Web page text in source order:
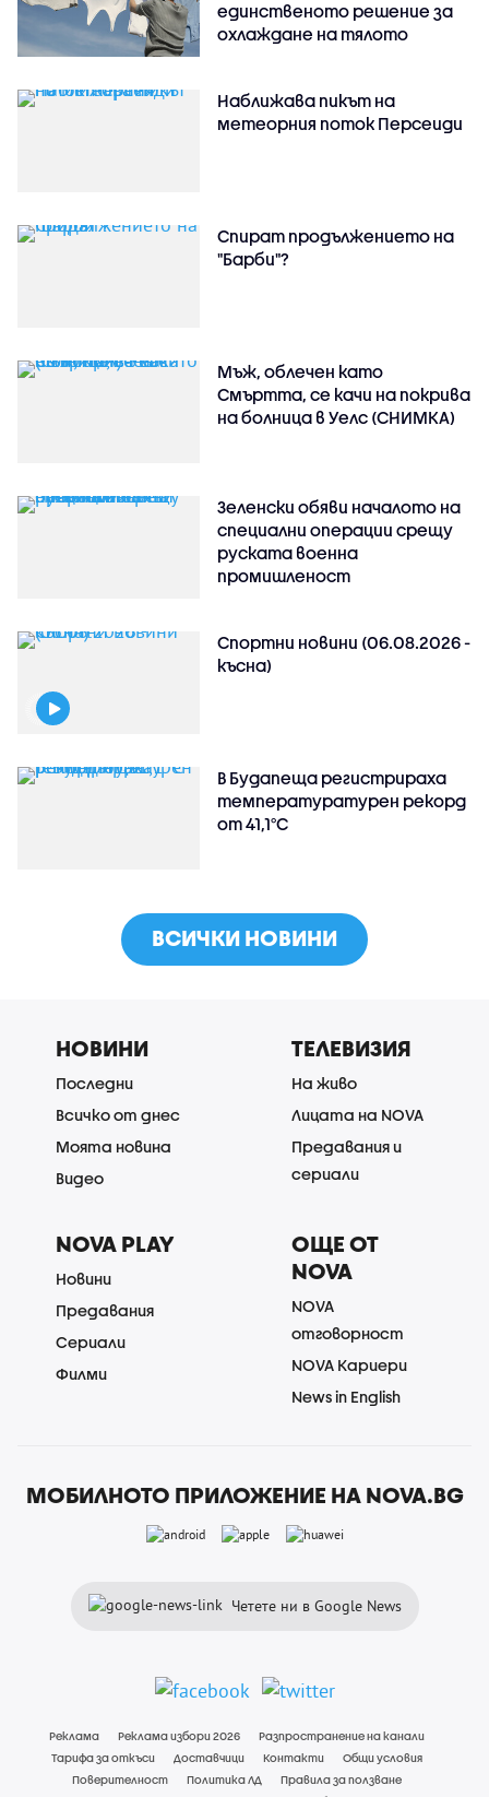
единственото решение за
охлаждане на тялото
Наближава пикът на
метеорния поток Персеиди
Спират продължението на
"Барби"?
Мъж, облечен като
Смъртта, се качи на покрива
на болница в Уелс (СНИМКА)
Зеленски обяви началото на
специални операции срещу
руската военна
промишленост
Спортни новини (06.08.2026 -
късна)
В Будапеща регистрираха
температуратурен рекорд
от 41,1°C
ВСИЧКИ НОВИНИ
НОВИНИ
Последни
Всичко от днес
Моята новина
Видео
ТЕЛЕВИЗИЯ
На живо
Лицата на NOVA
Предавания и
сериали
NOVA PLAY
Новини
Предавания
Сериали
Филми
ОЩЕ ОТ
NOVA
NOVA
отговорност
NOVA Кариери
News in English
МОБИЛНОТО ПРИЛОЖЕНИЕ НА NOVA.BG
Четете ни в Google News
Реклама Реклама избори 2026
Разпространение на канали
Тарифа за откъси
Доставчици Контакти
Общи условия
Поверителност
Политика ЛД
Правила за ползване